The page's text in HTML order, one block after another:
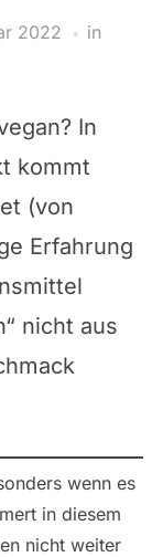
2022
in
In
kommt
(von
Erfahrung
nicht aus
wenn es
in diesem
nicht weiter